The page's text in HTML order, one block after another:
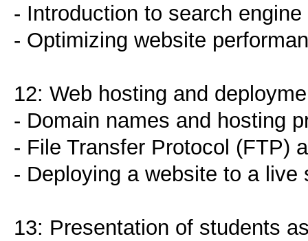
- Introduction to search
- Optimizing website
12: Web hosting and
- Domain names and hosting
- File Transfer Protocol (FTP)
- Deploying a website to a live
13: Presentation of students